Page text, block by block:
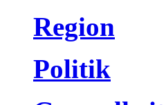
Region
Politik